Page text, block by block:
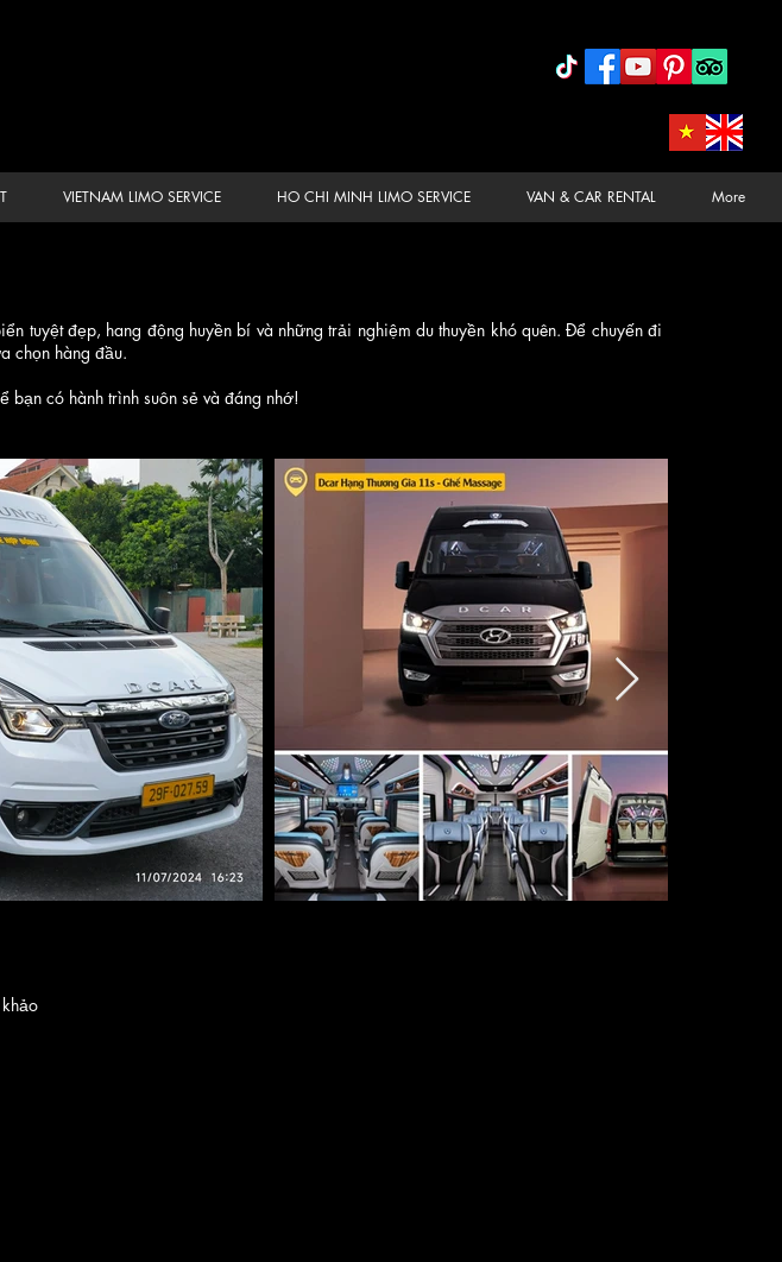
VIETNAM LIMO SERVICE HO CHI MINH LIMO SERVICE VAN & CAR RENTAL More
tuyệt đẹp, hang động huyền bí và những trải nghiệm du thuyền khó quên. Để chuyến đi
chọn hàng đầu.
bạn có hành trình suôn sẻ và đáng nhớ!